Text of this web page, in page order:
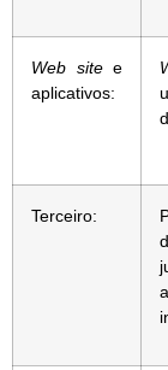
Web sitee
aplicativos:
Terceiro: